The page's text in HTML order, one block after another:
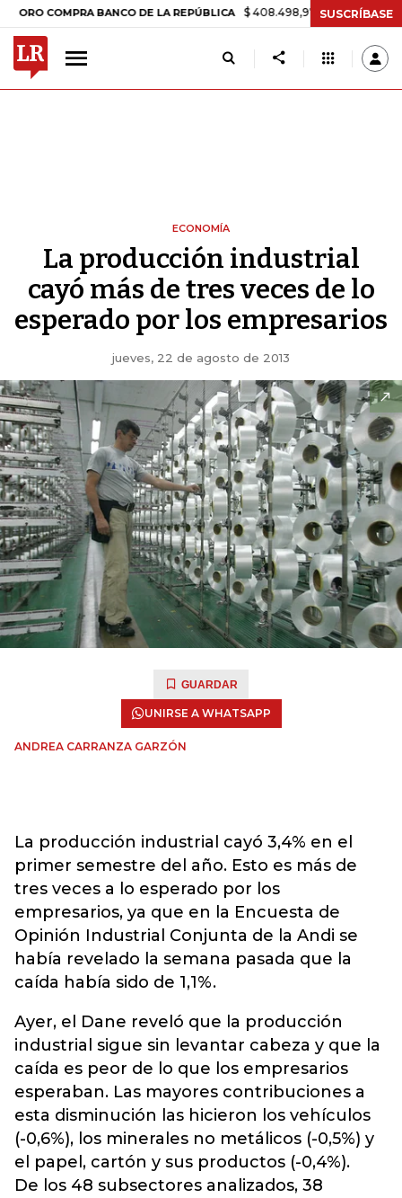
BANCO DE LA REPÚBLICA $ 408.498,97 +$ 8.753,81 +2,19%
SUSCRÍBASE
ECONOMÍA
La producción industrial
cayó más de tres veces de lo
esperado por los empresarios
jueves, 22 de agosto de 2013
GUARDAR
UNIRSE A WHATSAPP
ANDREA CARRANZA GARZÓN
La producción industrial cayó 3,4% en el
primer semestre del año. Esto es más de
tres veces a lo esperado por los
empresarios, ya que en la Encuesta de
Opinión Industrial Conjunta de la Andi se
había revelado la semana pasada que la
caída había sido de 1,1%.
Ayer, el Dane reveló que la producción
industrial sigue sin levantar cabeza y que la
caída es peor de lo que los empresarios
esperaban. Las mayores contribuciones a
esta disminución las hicieron los vehículos
(-0,6%), los minerales no metálicos (-0,5%) y
el papel, cartón y sus productos (-0,4%).
De los 48 subsectores analizados, 38